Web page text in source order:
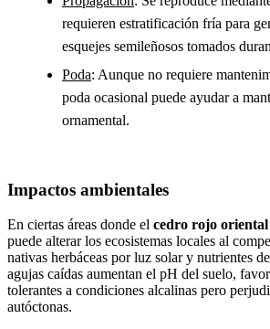
requieren estratificación fría para
esquejes semileñosos tomados
Poda: Aunque no requiere
poda ocasional puede ayudar a
ornamental.
Impactos ambientales
En ciertas áreas donde el cedro rojo oriental
puede alterar los ecosistemas locales al
nativas herbáceas por luz solar y nutrientes
agujas caídas aumentan el pH del suelo,
tolerantes a condiciones alcalinas pero
autóctonas.